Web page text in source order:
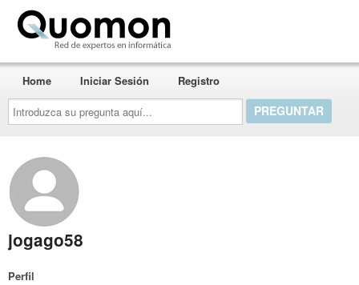
Introduzca
su
pregunta
aquí...
Home Iniciar Sesión Registro
jogago58
Perfil